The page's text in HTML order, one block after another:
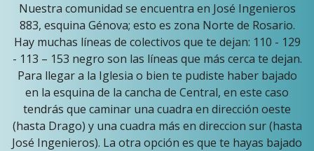
Nuestra comunidad se encuentra en José Ingenieros
883, esquina Génova; esto es zona Norte de Rosario.
Hay muchas líneas de colectivos que te dejan: 110 - 129
- 113 – 153 negro son las líneas que más cerca te dejan.
Para llegar a la Iglesia o bien te pudiste haber bajado
en la esquina de la cancha de Central, en este caso
tendrás que caminar una cuadra en dirección oeste
(hasta Drago) y una cuadra más en direccion sur (hasta
José Ingenieros). La otra opción es que te hayas bajado